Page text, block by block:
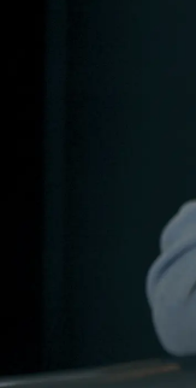
映像制作